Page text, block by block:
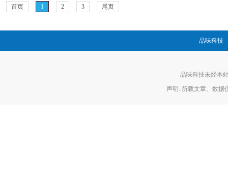
首页 1 2 3 尾页
品味科技
品味科技未经本
声明: 所载文章、数据